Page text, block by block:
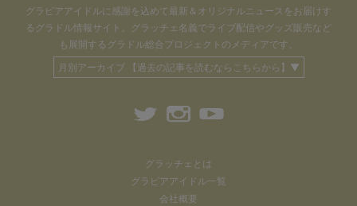
グラビアアイドルに感謝を込めて 最新＆オリジナルニュースをお届けす
るグラドル情報サイト。
グラッチェ名義でライブ配信や グッズ販売など
も 展開するグラドル総合プロジェクトのメディアです。
月別アーカイブ 【過去の記事を読むならこちらから】▼
グラッチェとは
グラビアアイドル一覧
会社概要